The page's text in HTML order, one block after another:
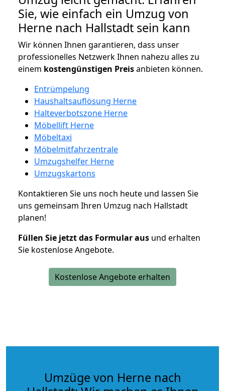
Sie, wie einfach ein Umzug von
Herne nach Hallstadt sein kann
Wir können Ihnen garantieren, dass unser
professionelles Netzwerk Ihnen nahezu alles zu
einem kostengünstigen Preisanbieten können.
Entrümpelung
Haushaltsauflösung Herne
Halteverbotszone Herne
Möbellift Herne
Möbeltaxi
Möbelmitfahrzentrale
Umzugshelfer Herne
Umzugskartons
Kontaktieren Sie uns noch heute und lassen Sie
uns gemeinsam Ihren Umzug nach Hallstadt
planen!
Füllen Sie jetzt das Formular aus und erhalten
Sie kostenlose Angebote.
Kostenlose Angebote erhalten
Umzüge von Herne nach